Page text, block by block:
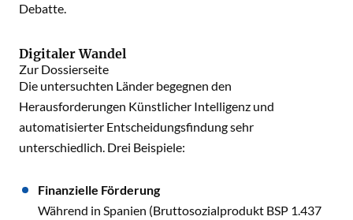
Debatte.
Digitaler Wandel
Zur Dossierseite
Die untersuchten Länder begegnen den
Herausforderungen Künstlicher Intelligenz und
automatisierter Entscheidungsfindung sehr
unterschiedlich. Drei Beispiele:
Finanzielle Förderung
Während in Spanien (Bruttosozialprodukt BSP 1.437